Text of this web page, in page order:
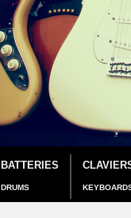
BATTERIES
DRUMS